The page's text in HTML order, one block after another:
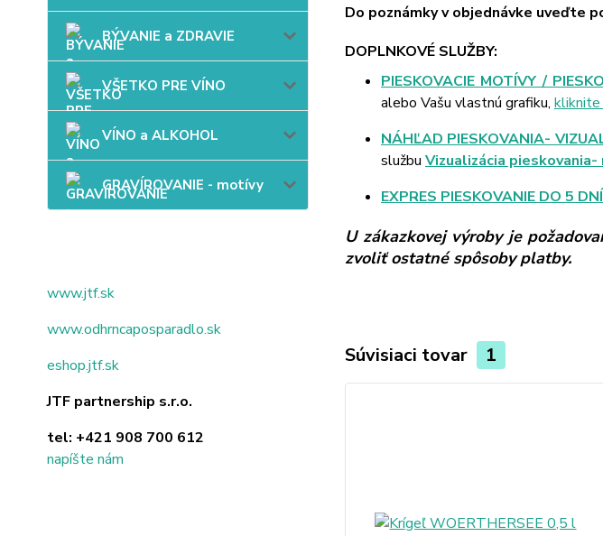
BÝVANIE a ZDRAVIE
VŠETKO PRE VÍNO
VÍNO a ALKOHOL
GRAVÍROVANIE - motívy
www.jtf.sk
www.odhrncaposparadlo.sk
eshop.jtf.sk
JTF partnership s.r.o.
tel: +421 908 700 612
napíšte nám
Do poznámky v objednávke uveďte
DOPLNKOVÉ SLUŽBY:
PIESKOVACIE MOTÍVY /
alebo Vašu vlastnú grafiku,
NÁHĽAD PIESKOVANIA-
službu Vizualizácia
EXPRES PIESKOVANIE DO 5 DNÍ
U zákazkovej výroby je
zvoliť ostatné spôsoby platby.
Súvisiaci tovar 1